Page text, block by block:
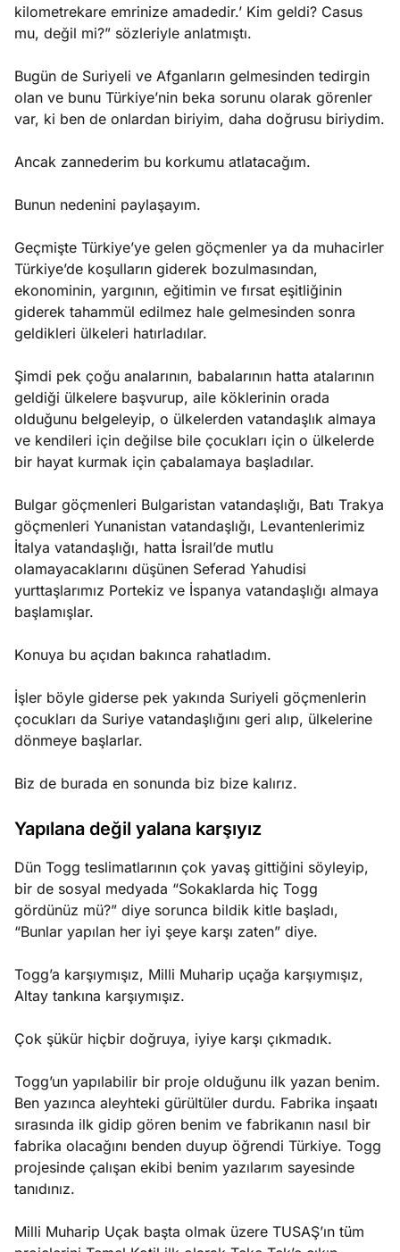
kilometrekare emrinize amadedir.’ Kim geldi? Casus
mu, değil mi?” sözleriyle anlatmıştı.
Bugün de Suriyeli ve Afganların gelmesinden tedirgin
olan ve bunu Türkiye’nin beka sorunu olarak görenler
var, ki ben de onlardan biriyim, daha doğrusu biriydim.
Ancak zannederim bu korkumu atlatacağım.
Bunun nedenini paylaşayım.
Geçmişte Türkiye’ye gelen göçmenler ya da muhacirler
Türkiye’de koşulların giderek bozulmasından,
ekonominin, yargının, eğitimin ve fırsat eşitliğinin
giderek tahammül edilmez hale gelmesinden sonra
geldikleri ülkeleri hatırladılar.
Şimdi pek çoğu analarının, babalarının hatta atalarının
geldiği ülkelere başvurup, aile köklerinin orada
olduğunu belgeleyip, o ülkelerden vatandaşlık almaya
ve kendileri için değilse bile çocukları için o ülkelerde
bir hayat kurmak için çabalamaya başladılar.
Bulgar göçmenleri Bulgaristan vatandaşlığı, Batı Trakya
göçmenleri Yunanistan vatandaşlığı, Levantenlerimiz
İtalya vatandaşlığı, hatta İsrail’de mutlu
olamayacaklarını düşünen Seferad Yahudisi
yurttaşlarımız Portekiz ve İspanya vatandaşlığı almaya
başlamışlar.
Konuya bu açıdan bakınca rahatladım.
İşler böyle giderse pek yakında Suriyeli göçmenlerin
çocukları da Suriye vatandaşlığını geri alıp, ülkelerine
dönmeye başlarlar.
Biz de burada en sonunda biz bize kalırız.
Yapılana değil yalana karşıyız
Dün Togg teslimatlarının çok yavaş gittiğini söyleyip,
bir de sosyal medyada “Sokaklarda hiç Togg
gördünüz mü?” diye sorunca bildik kitle başladı,
“Bunlar yapılan her iyi şeye karşı zaten” diye.
Togg’a karşıymışız, Milli Muharip uçağa karşıymışız,
Altay tankına karşıymışız.
Çok şükür hiçbir doğruya, iyiye karşı çıkmadık.
Togg’un yapılabilir bir proje olduğunu ilk yazan benim.
Ben yazınca aleyhteki gürültüler durdu. Fabrika inşaatı
sırasında ilk gidip gören benim ve fabrikanın nasıl bir
fabrika olacağını benden duyup öğrendi Türkiye. Togg
projesinde çalışan ekibi benim yazılarım sayesinde
tanıdınız.
Milli Muharip Uçak başta olmak üzere TUSAŞ’ın tüm